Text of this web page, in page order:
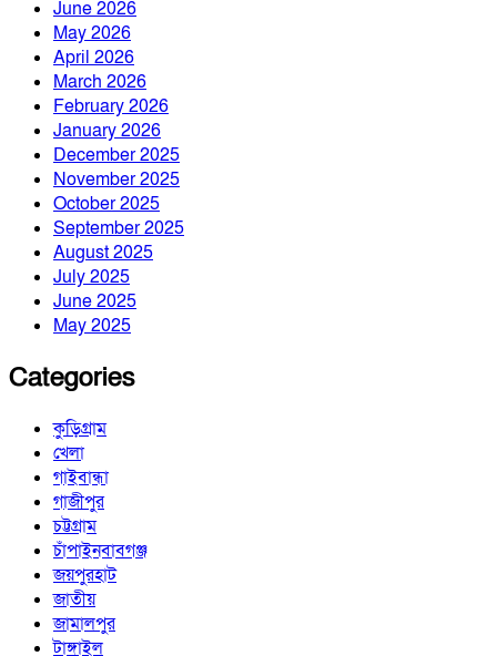
June 2026
May 2026
April 2026
March 2026
February 2026
January 2026
December 2025
November 2025
October 2025
September 2025
August 2025
July 2025
June 2025
May 2025
Categories
কুড়িগ্রাম
খেলা
গাইবান্ধা
গাজীপুর
চট্টগ্রাম
চাঁপাইনবাবগঞ্জ
জয়পুরহাট
জাতীয়
জামালপুর
টাঙ্গাইল